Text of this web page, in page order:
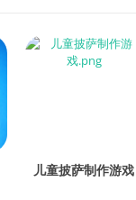
儿童披萨制作游戏